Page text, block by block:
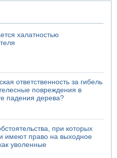
велосипедист
о нападении хуситов
в стрельбе по
местности
в вопросе Ливана
в Холоне
халатностью
ответственность за гибель
повреждения в
падения дерева?
при которых
имеют право на выходное
уволенные